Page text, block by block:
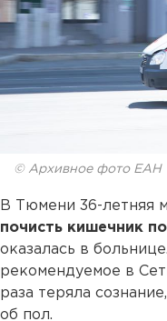
© Архивное фото ЕАН
В Тюмени 36-летняя
почисть кишечник
оказалась в
рекомендуемое в
раза теряла
об пол.